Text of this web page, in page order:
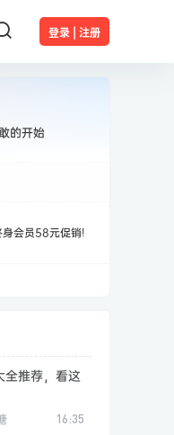
登录 | 注册
的开始
身会员58元促销!
推荐，看这
16:35